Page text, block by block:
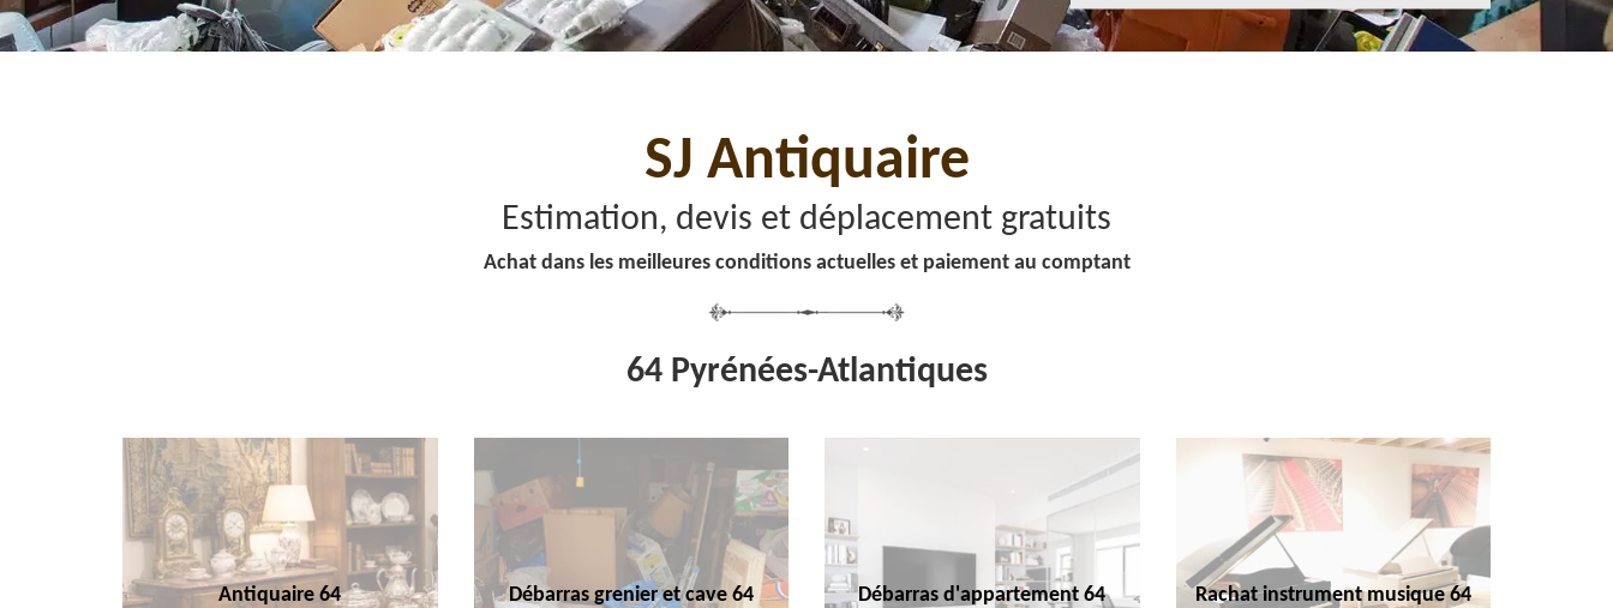
SJ Antiquaire
Estimation, devis et déplacement gratuits
Achat dans les meilleures conditions actuelles et paiement au comptant
64 Pyrénées-Atlantiques
Antiquaire 64 Débarras grenier et cave 64 Débarras d'appartement 64 Rachat instrument musique 64